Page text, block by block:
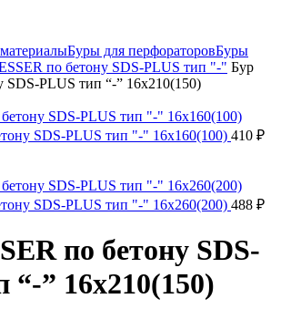
Буры для перфораторовБуры
по бетону SDS-PLUS тип "-" Бур
SDS-PLUS тип “-” 16х210(150)
SDS-PLUS тип "-" 16х160(100) 410 ₽
SDS-PLUS тип "-" 16х260(200) 488 ₽
по бетону SDS-
“-” 16х210(150)